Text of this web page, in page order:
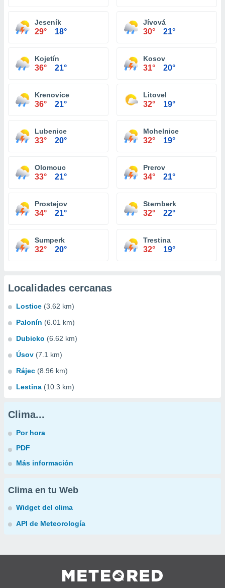
Jeseník
29° 18°
Jívová
30° 21°
Kojetín
36° 21°
Kosov
31° 20°
Krenovice
36° 21°
Litovel
32° 19°
Lubenice
33° 20°
Mohelnice
32° 19°
Olomouc
33° 21°
Prerov
34° 21°
Prostejov
34° 21°
Sternberk
32° 22°
Sumperk
32° 20°
Trestina
32° 19°
Localidades cercanas
Lostice (3.62 km)
Palonín (6.01 km)
Dubicko (6.62 km)
Úsov (7.1 km)
Rájec (8.96 km)
Lestina (10.3 km)
Clima...
Por hora
PDF
Más información
Clima en tu Web
Widget del clima
API de Meteorología